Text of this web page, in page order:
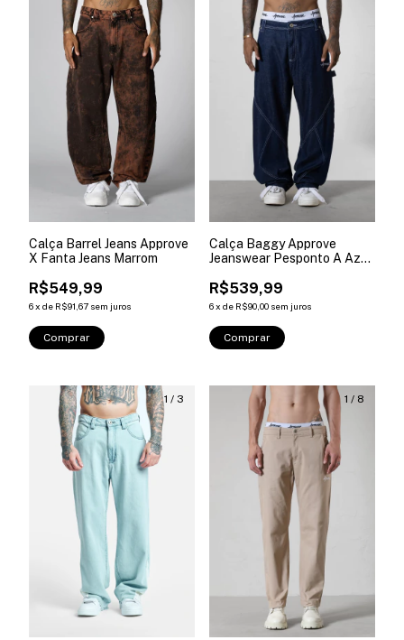
Calça Barrel Jeans Approve
X Fanta Jeans Marrom
R$549,99
6x de R$91,67 sem juros
Comprar
Calça Baggy Approve
Jeanswear Pesponto A Azul
R$539,99
6x de R$90,00 sem juros
Comprar
1 / 3 1 / 8